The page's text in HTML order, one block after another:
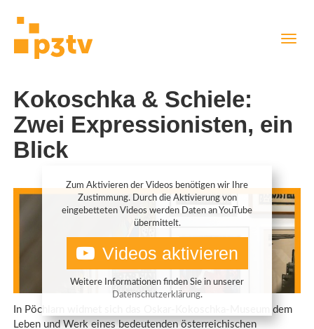
Kokoschka & Schiele:
Zwei Expressionisten, ein
Blick
Zum Aktivieren der Videos benötigen wir Ihre
Zustimmung. Durch die Aktivierung von
eingebetteten Videos werden Daten an YouTube
übermittelt.
Videos aktivieren
Weitere Informationen finden Sie in unserer
Datenschutzerklärung.
In Pöchlarn widmet sich das Oskar-Kokoschka-Museum dem
Leben und Werk eines bedeutenden österreichischen